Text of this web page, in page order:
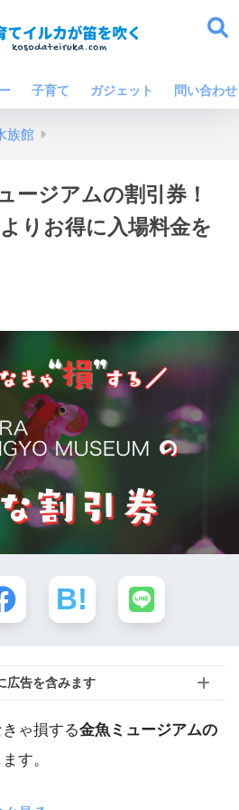
子育て ガジェット 問い合わせ
族館
ージアムの割引券！
りお得に入場料金を
広告を含みます
ゃ損する金魚ミュージアムの
す。